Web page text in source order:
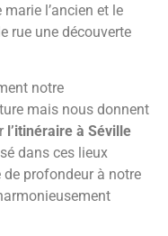
l’ancien et le
rue une découverte
notre
mais nous donnent
l’itinéraire à Séville
dans ces lieux
profondeur à notre